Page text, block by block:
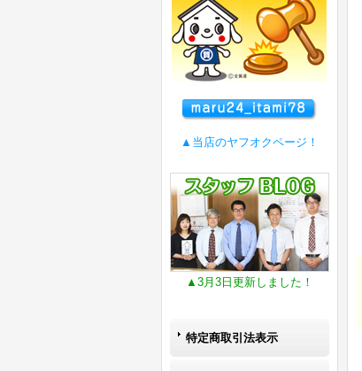
▲当店のヤフオクページ！
▲3月3日更新しました！
特定商取引法表示